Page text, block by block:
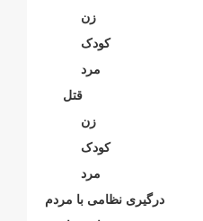
زن
کودک
مرد
قتل
زن
کودک
مرد
درگیری نظامی با مردم